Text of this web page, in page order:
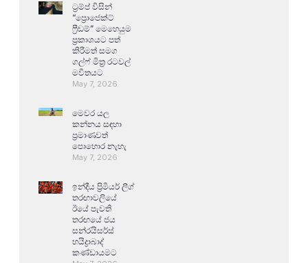
ට්‍රම්ප් විසින්
“ප්‍රොජෙක්ට්
ෆ්‍රීඩම්” මෙහෙයුම
ප්‍රකාශයට පත්
කිරීමත් සමග
ගල්ෆ් මිත්‍ර රටවල්
මවිතයට
May 7, 2026
මෙවර යල
කන්නය සඳහා
ප්‍රමාණවත්
පොහොර නැහැ
May 7, 2026
ඉන්දීය ප්‍රිමියර් ලීග්
තරඟාවලියේ
ඊයේ පැවති
තරඟයේ ජය
සන්රයිසර්ස්
හයිද්‍රාබාද්
කණ්ඩායමට